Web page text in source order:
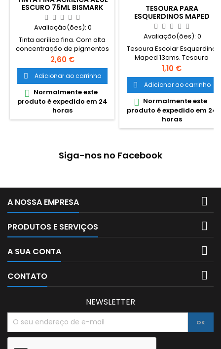
ESCURO 75ML BISMARK
Avaliação(ões): 0
Tinta acrílica fina. Com alta
concentração de pigmentos
e elevada opacidade, após
secagem fica
completamente
permanente. De aplicação
fácil na generalidade das
superfícies, de efeito
consistente e elástico, cores
vívidas, resistentes e
Tubo com 75ml
Preço
2,60 €
 Adicionar ao carrinho
 Normalmente este
produto é expedido em 24
horas
TESOURA PARA
ESQUERDINOS MAPED
Avaliação(ões): 0
Tesoura Escolar Esquerdino
Maped 13cms. Tesoura
escolar para esquerdinos
(canhoto) com pontas
redondas de 13 cm. Com
pontas redondas anticorte e
lâmina de aço inoxidável.
Cabo em plástico agradável
ao tacto.
Preço
1,10 €
 Adicionar ao carrinho
 Normalmente este
produto é expedido em 24
horas
Siga-nos no Facebook
A NOSSA EMPRESA 
PRODUTOS E SERVIÇOS 
A SUA CONTA 
CONTATO 
NEWSLETTER